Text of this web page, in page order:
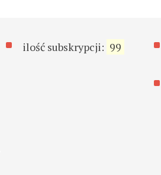
ilość subskrypcji: 99